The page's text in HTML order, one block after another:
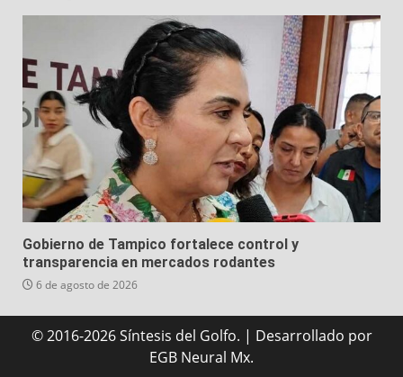
Gobierno de Tampico fortalece control y
transparencia en mercados rodantes
6 de agosto de 2026
© 2016-2026 Síntesis del Golfo. | Desarrollado por
EGB Neural Mx.